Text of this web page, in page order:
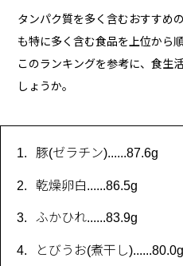
タンパク質を多く含むおすすめ
も特に多く含む食品を上位から
このランキングを参考に、食生
しょうか。
豚(ゼラチン)......87.6g
乾燥卵白......86.5g
ふかひれ......83.9g
とびうお(煮干し)......80.0g